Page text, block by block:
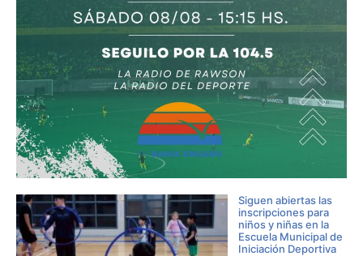
Siguen abiertas las
inscripciones para
niños y niñas en la
Escuela Municipal de
Iniciación Deportiva